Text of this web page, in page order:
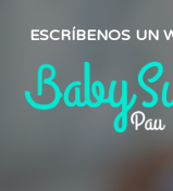
ESCRÍBENOS UN